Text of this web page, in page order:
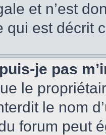
et n’est
qui est décrit
je pas
le
le nom
forum peut